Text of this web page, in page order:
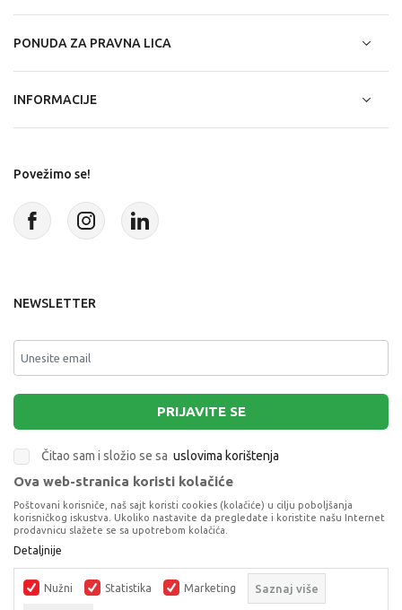
PONUDA ZA PRAVNA LICA
INFORMACIJE
Povežimo se!
NEWSLETTER
PRIJAVITE SE
Čitao sam i složio se sa uslovima korištenja
Terms of Service
apply.
Ova web-stranica koristi kolačiće
Poštovani korisniče, naš sajt koristi cookies (kolačiće) u cilju poboljšanja
korisničkog iskustva. Ukoliko nastavite da pregledate i koristite našu Internet
prodavnicu slažete se sa upotrebom kolačića.
Detaljnije
Nužni Statistika Marketing Saznaj više